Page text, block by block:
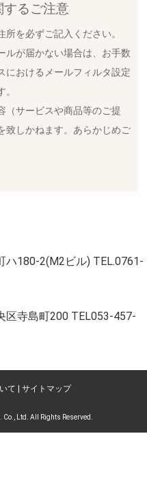
るご注意
を必ずご記入ください。
ルが届かない場合は、お手数
におけるメールフィルタ設定
（サービスや商品等のご提
致しかねます。あらかじめご
ハ180-2(M2ビル) TEL.0761-
区寺島町200 TEL053-457-
て サイトマップ
Ltd. All Rights Reserved.